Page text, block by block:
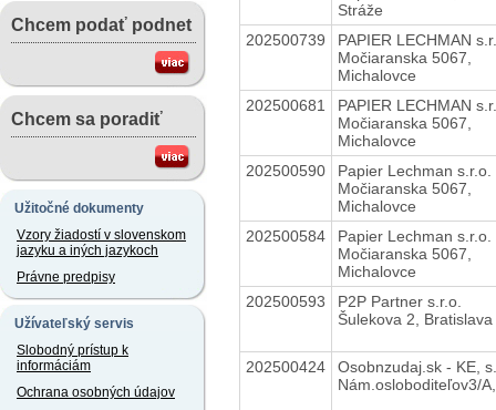
Chcem podať podnet
Chcem sa poradiť
Užitočné dokumenty
Vzory žiadostí v slovenskom
jazyku a iných jazykoch
Právne predpisy
Užívateľský servis
Slobodný prístup k
informáciám
Ochrana osobných údajov
Stráže
202500739
PAPIER LECHMAN
Močiaranska 5067,
Michalovce
202500681
PAPIER LECHMAN
Močiaranska 5067,
Michalovce
202500590
Papier Lechman s.r.o.
Močiaranska 5067,
Michalovce
202500584
Papier Lechman s.r.o.
Močiaranska 5067,
Michalovce
202500593
P2P Partner s.r.o.
Šulekova 2, Bratislava
202500424
Osobnzudaj.sk - KE,
Nám.osloboditeľov3/